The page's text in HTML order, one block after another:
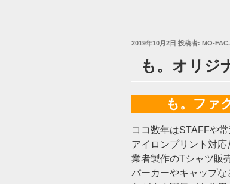
投
2019年10月2日 投稿者: MO-
も。オリジ
も。ファ
ココ数年はSTAFFや
アイロンプリント対応
業者製作のTシャツ販
パーカーやキャップ